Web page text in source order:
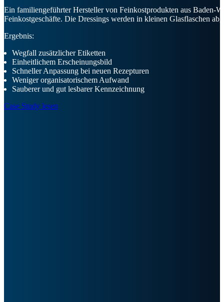
Ein familiengeführter Hersteller von Feinkostprodukten aus Baden-
Feinkostgeschäfte. Die Dressings werden in kleinen Glasflaschen
Ergebnis:
Wegfall zusätzlicher Etiketten
Einheitlichem Erscheinungsbild
Schneller Anpassung bei neuen Rezepturen
Weniger organisatorischem Aufwand
Sauberer und gut lesbarer Kennzeichnung
Case Study lesen